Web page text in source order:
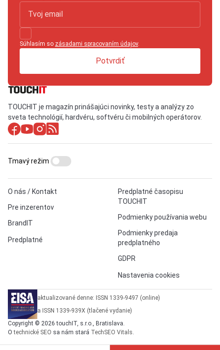
Súhlasím so zásadami spracovaním údajov.
Potvrdiť
TOUCHIT je magazín prinášajúci novinky, testy a analýzy zo
sveta technológií, hardvéru, softvéru či mobilných operátorov.
O nás / Kontakt
Pre inzerentov
BrandIT
Predplatné
Predplatné časopisu
TOUCHIT
Podmienky používania webu
Podmienky predaja
predplatného
GDPR
Nastavenia cookies
Tmavý režim
aktualizované denne: ISSN 1339-9497 (online)
a ISSN 1339-939X (tlačené vydanie)
Copyright © 2026 touchIT, s.r.o., Bratislava.
Otechnické SEO sa nám stará TechSEO Vitals.